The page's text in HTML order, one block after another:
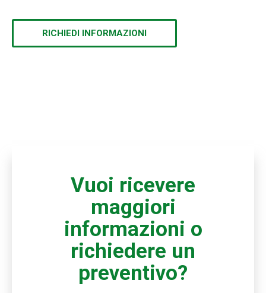
RICHIEDI INFORMAZIONI
Vuoi ricevere
maggiori
informazioni o
richiedere un
preventivo?